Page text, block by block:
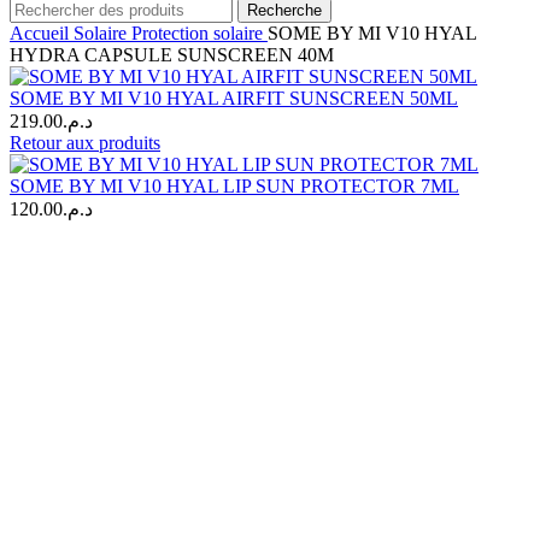
Recherche
Accueil Solaire Protection solaire SOME BY MI V10 HYAL
HYDRA CAPSULE SUNSCREEN 40M
SOME BY MI V10 HYAL AIRFIT SUNSCREEN 50ML
د.م.219.00
Retour aux produits
SOME BY MI V10 HYAL LIP SUN PROTECTOR 7ML
د.م.120.00